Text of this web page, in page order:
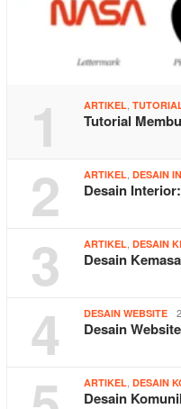
1 ARTIKEL
Tutorial
2 ARTIKEL DESAIN
Desain
3 ARTIKEL DESAIN
Desain
4 DESAIN WEBSITE
Desain
ARTIKEL DESAIN
Desain